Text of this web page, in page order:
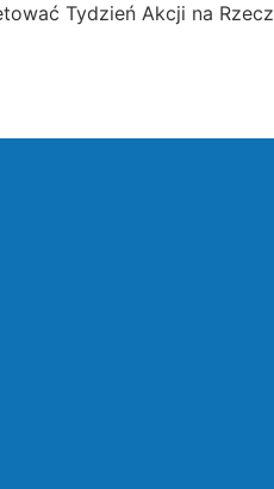
Tydzień Akcji na Rzecz